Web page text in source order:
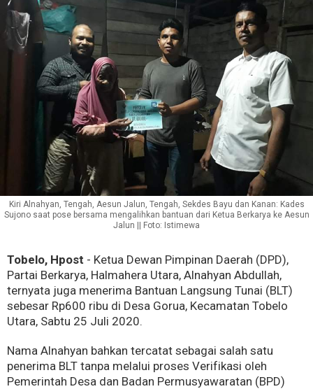
Kiri Alnahyan, Tengah, Aesun Jalun, Tengah, Sekdes Bayu dan Kanan: Kades
Sujono saat pose bersama mengalihkan bantuan dari Ketua Berkarya ke Aesun
Jalun || Foto: Istimewa
Tobelo, Hpost - Ketua Dewan Pimpinan Daerah (DPD),
Partai Berkarya, Halmahera Utara, Alnahyan Abdullah,
ternyata juga menerima Bantuan Langsung Tunai (BLT)
sebesar Rp600 ribu di Desa Gorua, Kecamatan Tobelo
Utara, Sabtu 25 Juli 2020.
Nama Alnahyan bahkan tercatat sebagai salah satu
penerima BLT tanpa melalui proses Verifikasi oleh
Pemerintah Desa dan Badan Permusyawaratan (BPD)